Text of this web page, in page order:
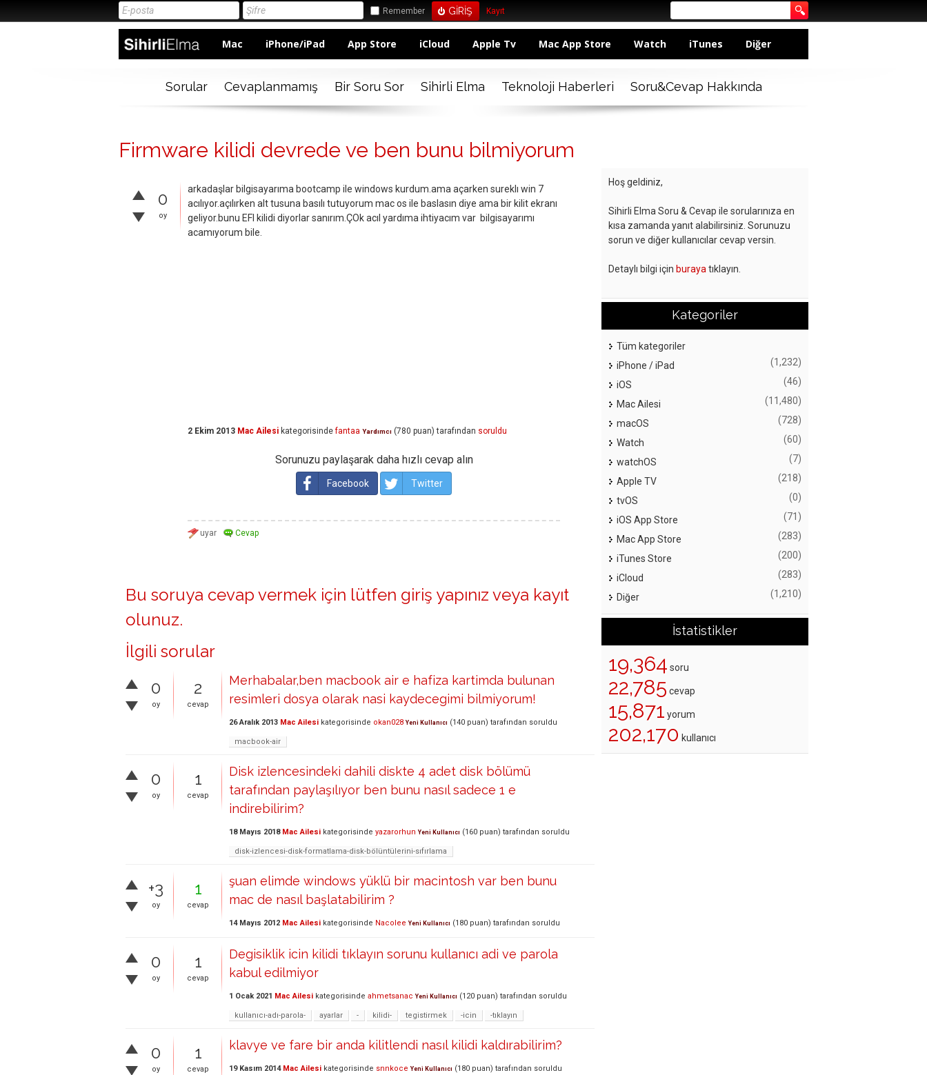
Remember Kayıt
Mac iPhone/iPad App Store iCloud Apple Tv Mac App Store Watch iTunes Diğer
Sorular Cevaplanmamış Bir Soru Sor Sihirli Elma Teknoloji Haberleri Soru&Cevap Hakkında
Firmware kilidi devrede ve ben bunu bilmiyorum
0
oy
arkadaşlar bilgisayarıma bootcamp ile windows kurdum.ama açarken sureklı win 7
acılıyor.açılırken alt tusuna basılı tutuyorum mac os ile baslasın diye ama bir kilit ekranı
geliyor.bunu EFI kilidi diyorlar sanırım.ÇOk acıl yardıma ihtiyacım var bilgisayarımı
acamıyorum bile.
2 Ekim 2013 Mac Ailesi kategorisinde fantaa Yardımcı (780 puan) tarafından soruldu
Sorunuzu paylaşarak daha hızlı cevap alın
Facebook Twitter
Bu soruya cevap vermek için lütfen giriş yapınız veya kayıt
olunuz.
İlgili sorular
0
oy
2
cevap
Merhabalar,ben macbook air e hafiza kartimda bulunan
resimleri dosya olarak nasi kaydecegimi bilmiyorum!
26 Aralık 2013 Mac Ailesi kategorisinde okan028 Yeni Kullanıcı (140 puan) tarafından soruldu
macbook-air
0
oy
1
cevap
Disk izlencesindeki dahili diskte 4 adet disk bölümü
tarafından paylaşılıyor ben bunu nasıl sadece 1 e
indirebilirim?
18 Mayıs 2018 Mac Ailesi kategorisinde yazarorhun Yeni Kullanıcı (160 puan) tarafından soruldu
disk-izlencesi-disk-formatlama-disk-bölüntülerini-sıfırlama
+3
oy
1
cevap
şuan elimde windows yüklü bir macintosh var ben bunu
mac de nasıl başlatabilirim ?
14 Mayıs 2012 Mac Ailesi kategorisinde Nacolee Yeni Kullanıcı (180 puan) tarafından soruldu
0
oy
1
cevap
Degisiklik icin kilidi tıklayın sorunu kullanıcı adi ve parola
kabul edilmiyor
1 Ocak 2021 Mac Ailesi kategorisinde ahmetsanac Yeni Kullanıcı (120 puan) tarafından soruldu
kullanıcı-adı-parola- ayarlar - kilidi- tegistirmek -icin -tıklayın
0
oy
1
cevap
klavye ve fare bir anda kilitlendi nasıl kilidi kaldırabilirim?
19 Kasım 2014 Mac Ailesi kategorisinde snnkoce Yeni Kullanıcı (180 puan) tarafından soruldu
Hoş geldiniz,
Sihirli Elma Soru & Cevap ile sorularınıza en
kısa zamanda yanıt alabilirsiniz. Sorunuzu
sorun ve diğer kullanıcılar cevap versin.
Detaylı bilgi için buraya tıklayın.
Kategoriler
Tüm kategoriler
iPhone / iPad
(1,232)
iOS (46)
Mac Ailesi (11,480)
macOS (728)
Watch (60)
watchOS (7)
Apple TV (218)
tvOS (0)
iOS App Store (71)
Mac App Store (283)
iTunes Store (200)
iCloud (283)
Diğer (1,210)
İstatistikler
19,364 soru
22,785 cevap
15,871 yorum
202,170 kullanıcı